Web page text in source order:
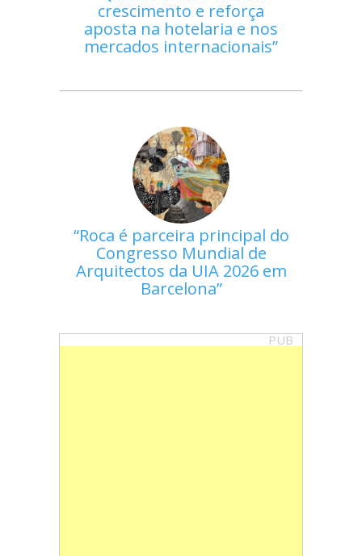
crescimento e reforça
aposta na hotelaria e nos
mercados internacionais
Roca é parceira principal do
Congresso Mundial de
Arquitectos da UIA 2026 em
Barcelona
PUB